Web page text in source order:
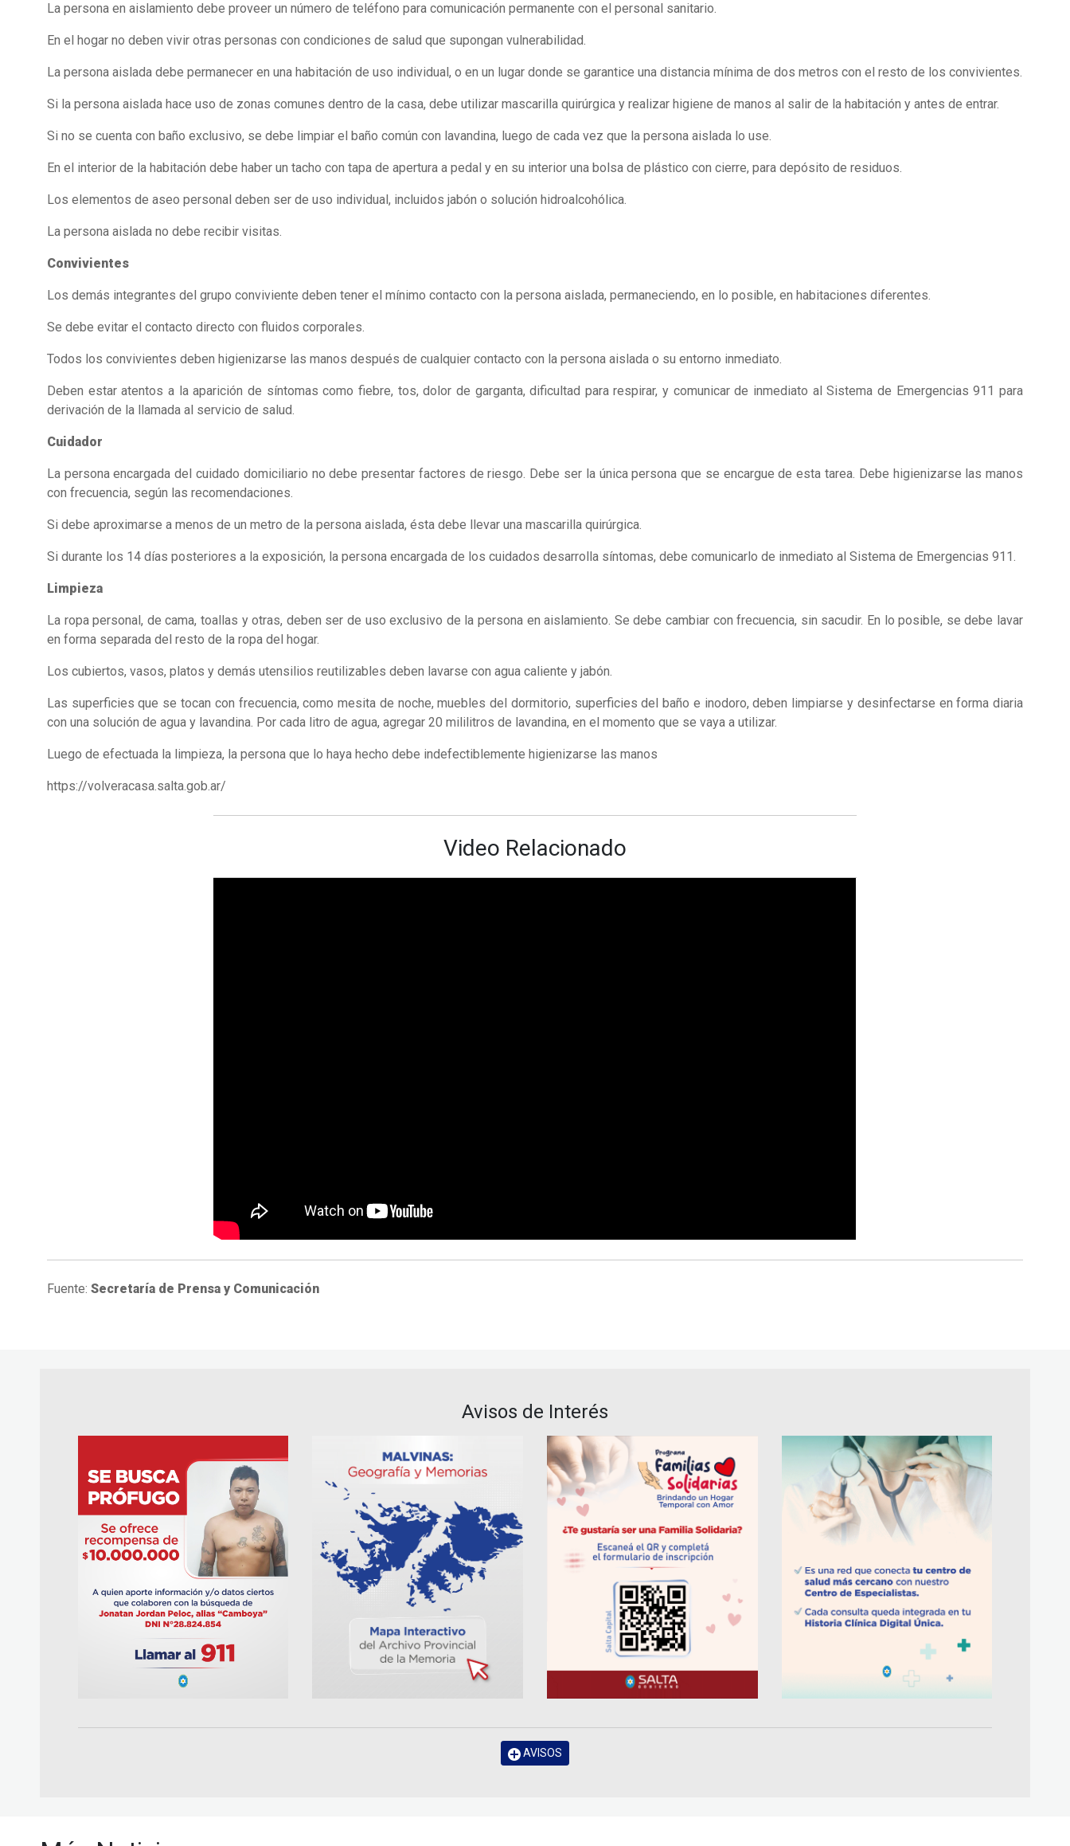
La persona en aislamiento debe proveer un número de teléfono para comunicación permanente con el personal sanitario.
En el hogar no deben vivir otras personas con condiciones de salud que supongan vulnerabilidad.
La persona aislada debe permanecer en una habitación de uso individual, o en un lugar donde se garantice una distancia mínima de dos metros con el resto de los convivientes.
Si la persona aislada hace uso de zonas comunes dentro de la casa, debe utilizar mascarilla quirúrgica y realizar higiene de manos al salir de la habitación y antes de entrar.
Si no se cuenta con baño exclusivo, se debe limpiar el baño común con lavandina, luego de cada vez que la persona aislada lo use.
En el interior de la habitación debe haber un tacho con tapa de apertura a pedal y en su interior una bolsa de plástico con cierre, para depósito de residuos.
Los elementos de aseo personal deben ser de uso individual, incluidos jabón o solución hidroalcohólica.
La persona aislada no debe recibir visitas.
Convivientes
Los demás integrantes del grupo conviviente deben tener el mínimo contacto con la persona aislada, permaneciendo, en lo posible, en habitaciones diferentes.
Se debe evitar el contacto directo con fluidos corporales.
Todos los convivientes deben higienizarse las manos después de cualquier contacto con la persona aislada o su entorno inmediato.
Deben estar atentos a la aparición de síntomas como fiebre, tos, dolor de garganta, dificultad para respirar, y comunicar de inmediato al Sistema de Emergencias 911 para
derivación de la llamada al servicio de salud.
Cuidador
La persona encargada del cuidado domiciliario no debe presentar factores de riesgo. Debe ser la única persona que se encargue de esta tarea. Debe higienizarse las manos
con frecuencia, según las recomendaciones.
Si debe aproximarse a menos de un metro de la persona aislada, ésta debe llevar una mascarilla quirúrgica.
Si durante los 14 días posteriores a la exposición, la persona encargada de los cuidados desarrolla síntomas, debe comunicarlo de inmediato al Sistema de Emergencias 911.
Limpieza
La ropa personal, de cama, toallas y otras, deben ser de uso exclusivo de la persona en aislamiento. Se debe cambiar con frecuencia, sin sacudir. En lo posible, se debe lavar
en forma separada del resto de la ropa del hogar.
Los cubiertos, vasos, platos y demás utensilios reutilizables deben lavarse con agua caliente y jabón.
Las superficies que se tocan con frecuencia, como mesita de noche, muebles del dormitorio, superficies del baño e inodoro, deben limpiarse y desinfectarse en forma diaria
con una solución de agua y lavandina. Por cada litro de agua, agregar 20 mililitros de lavandina, en el momento que se vaya a utilizar.
Luego de efectuada la limpieza, la persona que lo haya hecho debe indefectiblemente higienizarse las manos
https://volveracasa.salta.gob.ar/
Video Relacionado
Fuente: Secretaría de Prensa y Comunicación
Avisos de Interés
AVISOS